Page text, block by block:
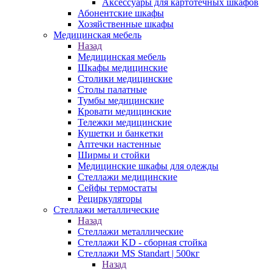
Аксессуары для картотечных шкафов
Абонентские шкафы
Хозяйственные шкафы
Медицинская мебель
Назад
Медицинская мебель
Шкафы медицинские
Столики медицинские
Столы палатные
Тумбы медицинские
Кровати медицинские
Тележки медицинские
Кушетки и банкетки
Аптечки настенные
Ширмы и стойки
Медицинские шкафы для одежды
Стеллажи медицинские
Сейфы термостаты
Рециркуляторы
Стеллажи металлические
Назад
Стеллажи металлические
Стеллажи KD - сборная стойка
Стеллажи MS Standart | 500кг
Назад